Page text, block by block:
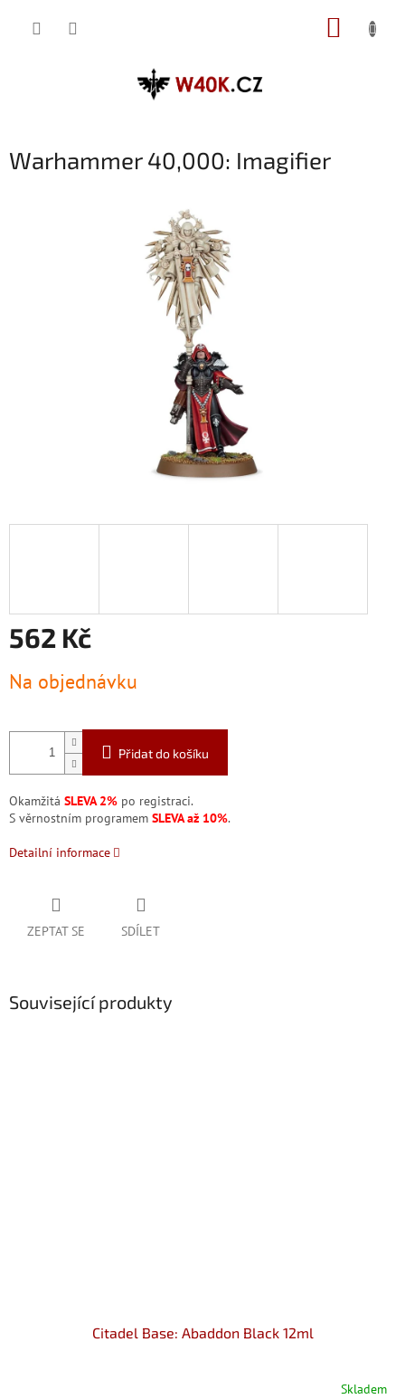
Warhammer 40,000: Imagifier
562 Kč
cena:
Na objednávku
Přidat do košíku
Okamžitá SLEVA 2% po registraci.
S věrnostním programem SLEVA až 10%.
Detailní informace
ZEPTAT SE SDÍLET
Související produkty
Citadel Base: Abaddon Black 12ml
Skladem